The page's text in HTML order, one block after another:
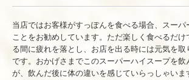
当店ではお客様がすっぽんを食べる場合、スーパ
ことをお勧めしています。ただ楽しく食べるだ
る間に疲れを落とし、お店を出る時には元気を取
です。おかげさまでこのスーパーハイスープを飲
が、飲んだ後に体の違いを感じていらっしゃいま